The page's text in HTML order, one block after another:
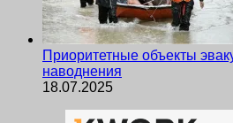
Приоритетные объекты
наводнения
18.07.2025